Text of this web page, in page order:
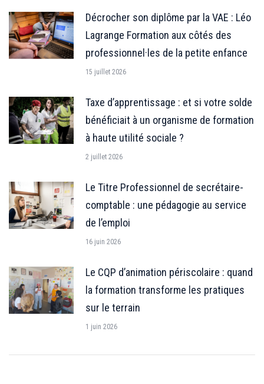
Décrocher son diplôme par la VAE : Léo
Lagrange Formation aux côtés des
professionnel·les de la petite enfance
15 juillet 2026
Taxe d’apprentissage : et si votre solde
bénéficiait à un organisme de formation
à haute utilité sociale ?
2 juillet 2026
Le Titre Professionnel de secrétaire-
comptable : une pédagogie au service
de l’emploi
16 juin 2026
Le CQP d’animation périscolaire : quand
la formation transforme les pratiques
sur le terrain
1 juin 2026